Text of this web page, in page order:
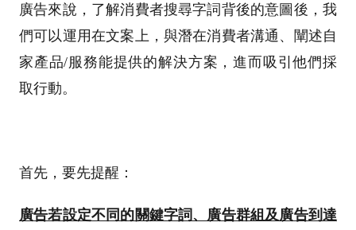
廣告來說，了解消費者搜尋字詞背後的意圖後，我
們可以運用在文案上，與潛在消費者溝通、闡述自
家產品/服務能提供的解決方案，進而吸引他們採
取行動。
首先，要先提醒：
廣告若設定不同的關鍵字詞、廣告群組及廣告到達